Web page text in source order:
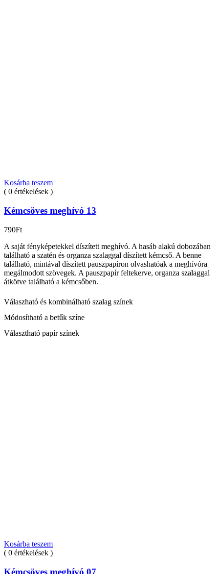
Kosárba teszem
( 0 értékelések )
Kémcsöves meghívó 13
790Ft
A saját fényképetekkel díszített meghívó. A hasáb alakú dobozában
található a szatén és organza szalaggal díszített kémcső. A benne
található, mintával díszített pauszpapíron olvashatóak a meghívóra
megálmodott szövegek. A pauszpapír feltekerve, organza szalaggal
átkötve található a kémcsőben.
Válaszható és kombinálható szalag színek
Módosítható a betűk színe
Választható papír színek
Kosárba teszem
( 0 értékelések )
Kémcsöves meghívó 07